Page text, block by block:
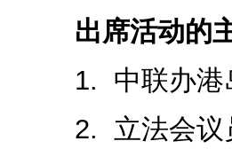
出席活动的
1. 中联办
2. 立法